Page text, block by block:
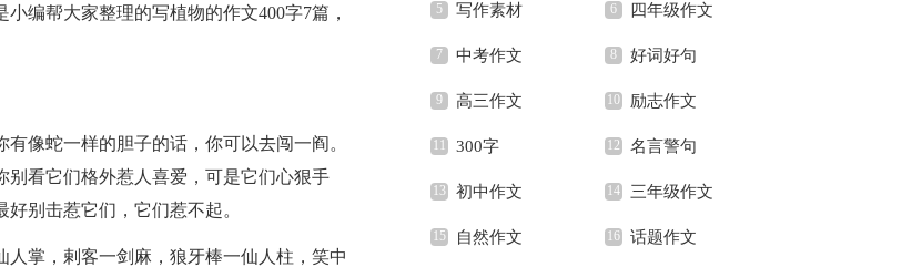
编帮大家整理的写植物的作文400字7篇，
像蛇一样的胆子的话，你可以去闯一阎。
看它们格外惹人喜爱，可是它们心狠手
别击惹它们，它们惹不起。
掌，剌客一剑麻，狼牙棒一仙人柱，笑中
写作素材 四年级作文
中考作文 好词好句
高三作文 励志作文
300字 名言警句
初中作文 三年级作文
自然作文 话题作文